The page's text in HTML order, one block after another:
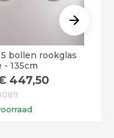
bollen rookglas
- 135cm
447,50